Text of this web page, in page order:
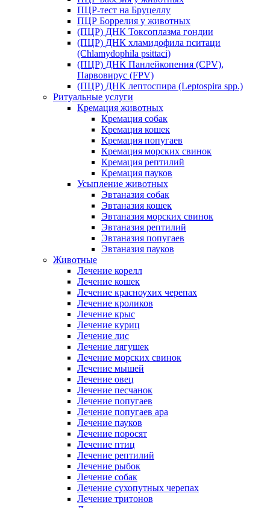
ПЦР-тест на Бруцеллу
ПЦР Боррелия у животных
(ПЦР) ДНК Токсоплазма гондии
(ПЦР) ДНК хламидофила пситаци
(Chlamydophila psittaci)
(ПЦР) ДНК Панлейкопения (CPV),
Парвовирус (FPV)
(ПЦР) ДНК лептоспира (Leptospira spp.)
Ритуальные услуги
Кремация животных
Кремация собак
Кремация кошек
Кремация попугаев
Кремация морских свинок
Кремация рептилий
Кремация пауков
Усыпление животных
Эвтаназия собак
Эвтаназия кошек
Эвтаназия морских свинок
Эвтаназия рептилий
Эвтаназия попугаев
Эвтаназия пауков
Животные
Лечение корелл
Лечение кошек
Лечение красноухих черепах
Лечение кроликов
Лечение крыс
Лечение куриц
Лечение лис
Лечение лягушек
Лечение морских свинок
Лечение мышей
Лечение овец
Лечение песчанок
Лечение попугаев
Лечение попугаев ара
Лечение пауков
Лечение поросят
Лечение птиц
Лечение рептилий
Лечение рыбок
Лечение собак
Лечение сухопутных черепах
Лечение тритонов